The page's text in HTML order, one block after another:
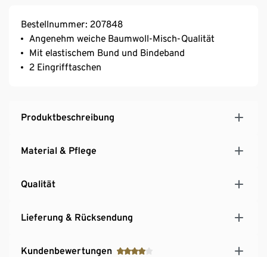
Bestellnummer: 207848
Angenehm weiche Baumwoll-Misch-Qualität
Mit elastischem Bund und Bindeband
2 Eingrifftaschen
Produktbeschreibung
Material & Pflege
Qualität
Lieferung & Rücksendung
Kundenbewertungen